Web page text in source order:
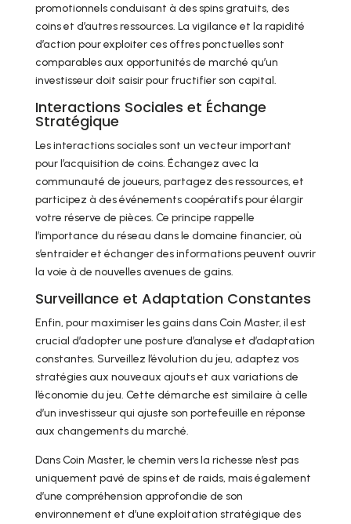
promotionnels conduisant à des spins gratuits, des
coins et d’autres ressources. La vigilance et la rapidité
d’action pour exploiter ces offres ponctuelles sont
comparables aux opportunités de marché qu’un
investisseur doit saisir pour fructifier son capital.
Interactions Sociales et Échange
Stratégique
Les interactions sociales sont un vecteur important
pour l’acquisition de coins. Échangez avec la
communauté de joueurs, partagez des ressources, et
participez à des événements coopératifs pour élargir
votre réserve de pièces. Ce principe rappelle
l’importance du réseau dans le domaine financier, où
s’entraider et échanger des informations peuvent ouvrir
la voie à de nouvelles avenues de gains.
Surveillance et Adaptation Constantes
Enfin, pour maximiser les gains dans Coin Master, il est
crucial d’adopter une posture d’analyse et d’adaptation
constantes. Surveillez l’évolution du jeu, adaptez vos
stratégies aux nouveaux ajouts et aux variations de
l’économie du jeu. Cette démarche est similaire à celle
d’un investisseur qui ajuste son portefeuille en réponse
aux changements du marché.
Dans Coin Master, le chemin vers la richesse n’est pas
uniquement pavé de spins et de raids, mais également
d’une compréhension approfondie de son
environnement et d’une exploitation stratégique des